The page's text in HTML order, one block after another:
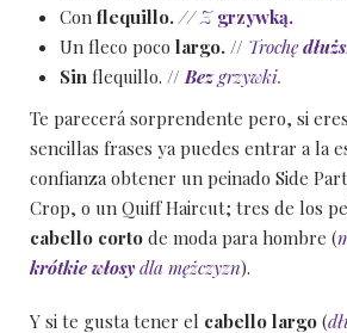
Con flequillo.//Z grzywką.
Un fleco poco largo. // Trochę
Sin flequillo. //Bezgrzywki.
Te parecerá sorprendente pero, si
sencillas frases ya puedes entrar a la
confianza obtener un peinado Side
Crop, o un Quiff Haircut; tres de los
cabello corto de moda para hombre (
krótkie włosy dla mężczyzn).
Y si te gusta tener el cabello largo (